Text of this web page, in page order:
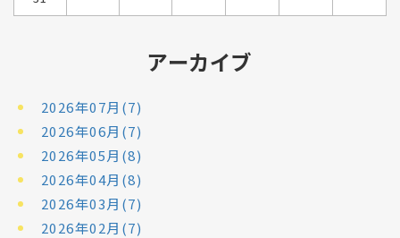
アーカイブ
2026年07月(7)
2026年06月(7)
2026年05月(8)
2026年04月(8)
2026年03月(7)
2026年02月(7)